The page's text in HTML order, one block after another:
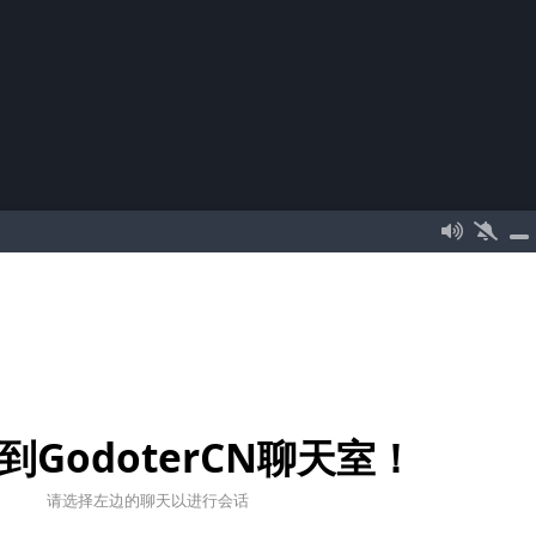
GodoterCN聊天室！
请选择左边的聊天以进行会话